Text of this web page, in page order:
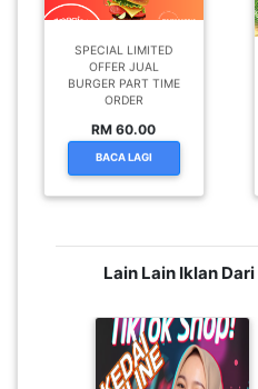
SPECIAL LIMITED
OFFER JUAL
BURGER PART TIME
ORDER
RM 60.00
BACA LAGI
Lain Lain Iklan